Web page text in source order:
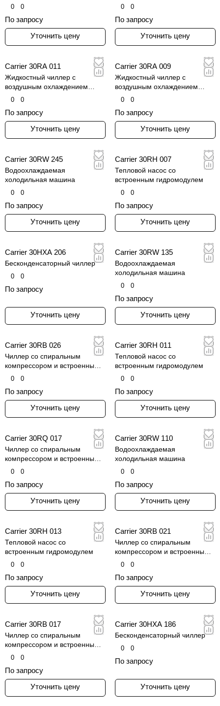
конденсатора
0 0
По запросу
Уточнить цену
гидравлическим модулем
0 0
По запросу
Уточнить цену
Carrier 30RA 011
Жидкостный чиллер с
воздушным охлаждением
конденсатора
0 0
По запросу
Уточнить цену
Carrier 30RA 009
Жидкостный чиллер с
воздушным охлаждением
конденсатора
0 0
По запросу
Уточнить цену
Carrier 30RW 245
Водоохлаждаемая
холодильная машина
0 0
По запросу
Уточнить цену
Carrier 30RH 007
Тепловой насос со
встроенным гидромодулем
0 0
По запросу
Уточнить цену
Carrier 30HXA 206
Бесконденсаторный чиллер
0 0
По запросу
Уточнить цену
Carrier 30RW 135
Водоохлаждаемая
холодильная машина
0 0
По запросу
Уточнить цену
Carrier 30RB 026
Чиллер со спиральным
компрессором и встроенным
гидравлическим модулем
0 0
По запросу
Уточнить цену
Carrier 30RH 011
Тепловой насос со
встроенным гидромодулем
0 0
По запросу
Уточнить цену
Carrier 30RQ 017
Чиллер со спиральным
компрессором и встроенным
жидкостным модулем
0 0
По запросу
Уточнить цену
Carrier 30RW 110
Водоохлаждаемая
холодильная машина
0 0
По запросу
Уточнить цену
Carrier 30RH 013
Тепловой насос со
встроенным гидромодулем
0 0
По запросу
Уточнить цену
Carrier 30RB 021
Чиллер со спиральным
компрессором и встроенным
гидравлическим модулем
0 0
По запросу
Уточнить цену
Carrier 30RB 017
Чиллер со спиральным
компрессором и встроенным
гидравлическим модулем
0 0
По запросу
Уточнить цену
Carrier 30HXA 186
Бесконденсаторный чиллер
0 0
По запросу
Уточнить цену